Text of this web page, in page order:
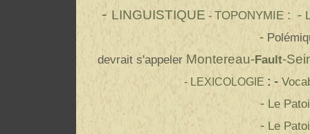
- LINGUISTIQUE - TOPONYMIE : -
-
devrait s'appeler Montereau-Fault-
- LEXICOLOGIE : -
- Le
- Le